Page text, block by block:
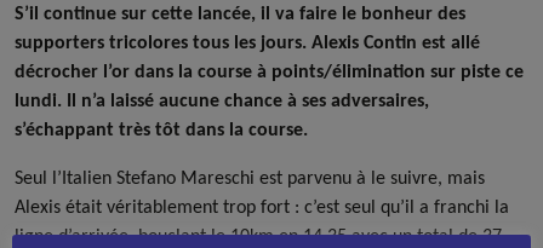
S’il continue sur cette lancée, il va faire le bonheur des
supporters tricolores tous les jours. Alexis Contin est allé
décrocher l’or dans la course à points/élimination sur piste ce
lundi. Il n’a laissé aucune chance à ses adversaires,
s’échappant très tôt dans la course.
Seul l’Italien Stefano Mareschi est parvenu à le suivre, mais
Alexis était véritablement trop fort : c’est seul qu’il a franchi la
ligne d’arrivée, bouclant le 10km en 14.35 avec un total de 37